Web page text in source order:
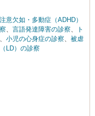
意欠如・多動症（ADHD）
、 言語発達障害の診察、
ト
、 小児の心身症の診察、 被虐
LD）の診察